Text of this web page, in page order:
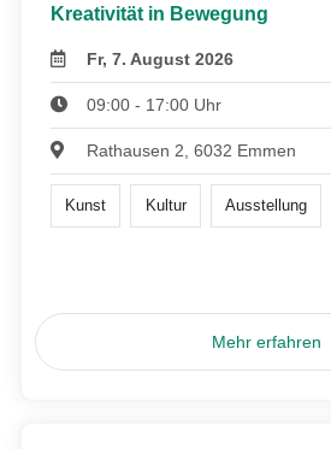
Kreativität in Bewegung
Fr, 7. August 2026
09:00 - 17:00 Uhr
Rathausen 2, 6032 Emmen
Kunst Kultur Ausstellung
Mehr erfahren